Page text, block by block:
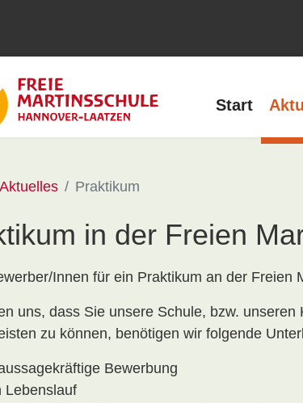
Start
Aktuelles Praktikum
in der Freien
Innen für ein Praktikum an der Freien
uns, dass Sie unsere Schule, bzw.
zu können, benötigen wir folgende
Bewerbung
Lebenslauf